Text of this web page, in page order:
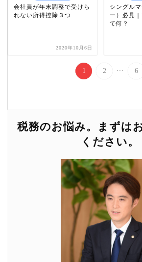
会社員が年末調整で受けら
れない所得控除３つ
2020年10月6日
シングル
ー）必見
て何？
1 2 ... 6
税務のお悩み。まずは
ください。